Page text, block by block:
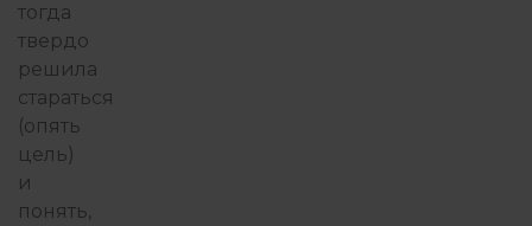
тогда
твердо
решила
стараться
(опять
цель)
и
понять,